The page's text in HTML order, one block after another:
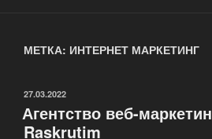
МЕТКА: ИНТЕРНЕТ МАРКЕТИНГ
ОПУБЛИКОВАНО
27.03.2022
Агентство веб-
Raskrutim